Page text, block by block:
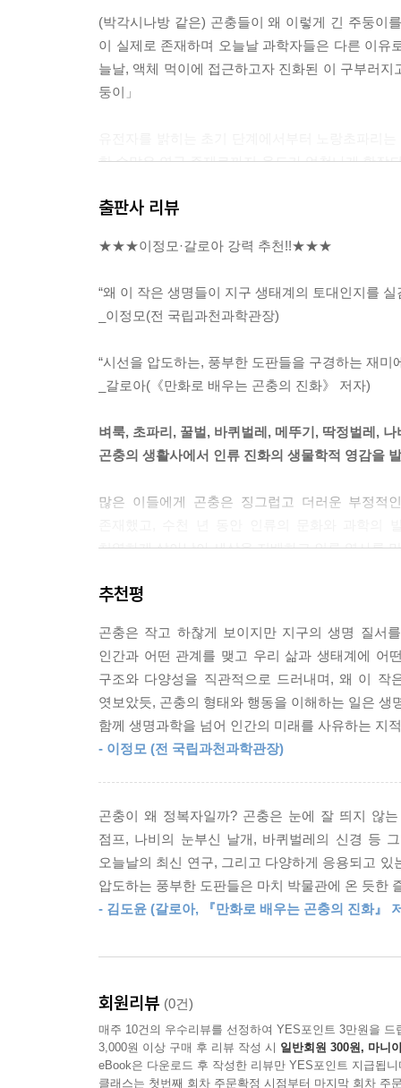
(박각시나방 같은) 곤충들이 왜 이렇게 긴 주둥이
이 실제로 존재하며 오늘날 과학자들은 다른 이
늘날, 액체 먹이에 접근하고자 진화된 이 구부러
둥이」
한 수많은 연구 주제로까지 용도가 엄청나게 확장
은 유럽갈고리나비가 불과 15년 전보다 8일 정도
여러 종에 이른다. --- p.143~144 「4. 변화하는 생
법률 대리인의 연구를 바탕으로 발전했다. 이 분
되고 있다. --- p.162 「5. 범인을 찾는 검정파리」
각도에 따라 달라지는 색은 자연계에서 우리가
만 아니라 많은 사람들의 관심을 끌고 있다. 생명
않는 의상이 그런 예다. --- p.203 「6. 나비의 눈부
식 어류에 지속 가능한 방식으로 먹이를 공급해야
오늘날 곤충의 등껍질에서 영감을 받은 안개 포집
업이 되고 있다. 하지만 지구온난화가 심해지면
위기에 처해 있다. 기후 불확실성이 심화되는 가
또 다른 요령을 가지고 있다. 바로 아랫배의 디자
지능」
바퀴벌레는 영리해서 미로를 탐색하고 은신처로
수행과 특성, 행동의 기초를 이루는 세포 메커니
출판사 리뷰
★★★이정모·갈로아 강력 추천!!★★★
“왜 이 작은 생명들이 지구 생태계의 토대인지를 실
_이정모(전 국립과천과학관장)
“시선을 압도하는, 풍부한 도판들을 구경하는 재미
_갈로아(《만화로 배우는 곤충의 진화》 저자)
벼룩, 초파리, 꿀벌, 바퀴벌레, 메뚜기, 딱정벌레, 나
곤충의 생활사에서 인류 진화의 생물학적 영감을
많은 이들에게 곤충은 징그럽고 더러운 부정적
치열하게 살아남아 세상을 지배하고 인류 역사를
터전에서 살아갈 가능성을 보여주었으며, 바퀴벌
현대 법곤충학이 단단히 뿌리내릴 수 있는 계기가
《작은 정복자들》은 지구상 거의 모든 생태적
가능성을 모색하게 해준다. 사실상 인간보다 2
만들어왔으며, 그 덕에 우리는 그들이 지금까지
위에 모여든 초파리라든가 각종 냄새를 쫓아다
곤충들을 통해 새로운 발전을 이끌 다음 주인공이
중요하다. 어린 시절부터 곤충 애호가였던 사람들
어떻게 변화하고 있는지 이해할 수 있는 단계에 다
“적응하는 자가 살아남는 이 세계에서 진정한 지
55센티미터가 넘는 대벌레과에 이르기까지 곤
곤충은 현재까지 보고된 종 수만 가장 보수적으로
긴긴 역사에서 이들이 저마다 다양한 형태로 진
생존에 유리한 방향으로 이용할 줄 알았기 때문이
추천평
곤충은 작고 하찮게 보이지만 지구의 생명 질서
인간과 어떤 관계를 맺고 우리 삶과 생태계에 어
구조와 다양성을 직관적으로 드러내며, 왜 이 작
엿보았듯, 곤충의 형태와 행동을 이해하는 일은
함께 생명과학을 넘어 인간의 미래를 사유하는 지
- 이정모 (전 국립과천과학관장)
곤충이 왜 정복자일까? 곤충은 눈에 잘 띄지 않
점프, 나비의 눈부신 날개, 바퀴벌레의 신경 등
오늘날의 최신 연구, 그리고 다양하게 응용되고
압도하는 풍부한 도판들은 마치 박물관에 온 듯한
- 김도윤 (갈로아, 『만화로 배우는 곤충의 진화』
회원리뷰 (0건)
매주 10건의 우수리뷰를 선정하여 YES포인트 3만원을 드
3,000원 이상 구매 후 리뷰 작성 시 일반회원 300원, 마니
eBook은 다운로드 후 작성한 리뷰만 YES포인트 지급됩니
클래스는 첫번째 회차 주문확정 시점부터 마지막 회차 주